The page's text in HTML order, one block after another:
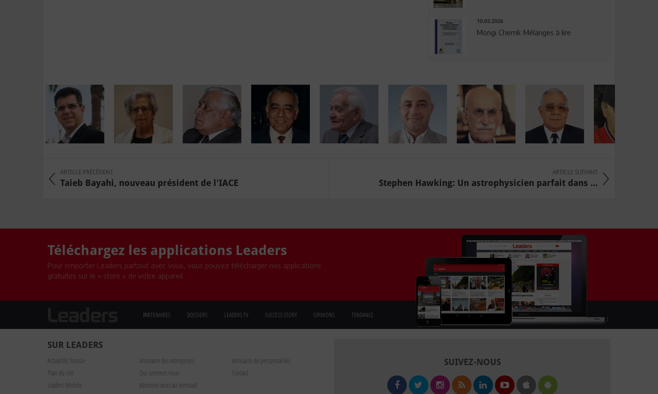
10.03.2026
Mongi Chemli: Mélanges à lire
ARTICLE PRÉCÉDENT
Taieb Bayahi, nouveau président de l'IACE
ARTICLE SUIVANT
Stephen Hawking: Un astrophysicien parfait dans ...
Téléchargez les applications Leaders
Pour emporter Leaders partout avec vous, vous pouvez télécharger nos applications
gratuites sur le « store » de votre appareil.
PARTENAIRES DOSSIERS LEADERS TV SUCCESS STORY OPINIONS TENDANCE
SUR LEADERS
Actualités Tunisie Annuaire des entreprises
Annuaire de personnalités
Plan du site
Qui sommes nous
Contact
Leaders Mobile
Abonnez-vous au mensuel
SUIVEZ-NOUS